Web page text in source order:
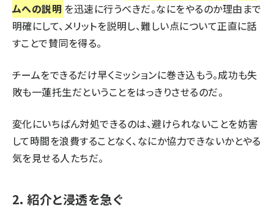
ムへの説明 を迅速に行うべきだ。なにをやるのか理由まで
明確にして、メリットを説明し、難しい点について正直に話
すことで賛同を得る。
チームをできるだけ早くミッションに巻き込もう。成功も失
敗も一蓮托生だということをはっきりさせるのだ。
変化にいちばん対処できるのは、避けられないことを妨害
して時間を浪費することなく、なにか協力できないかとやる
気を見せる人たちだ。
2. 紹介と浸透を急ぐ